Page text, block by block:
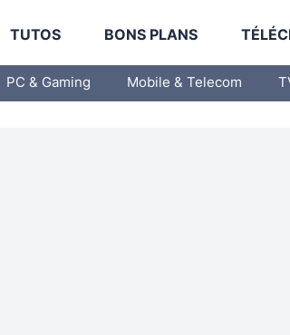
TUTOS BONS PLANS
PC & Gaming Mobile & Telecom